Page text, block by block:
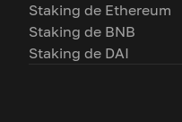
Staking de Ethereum
Staking de BNB
Staking de DAI